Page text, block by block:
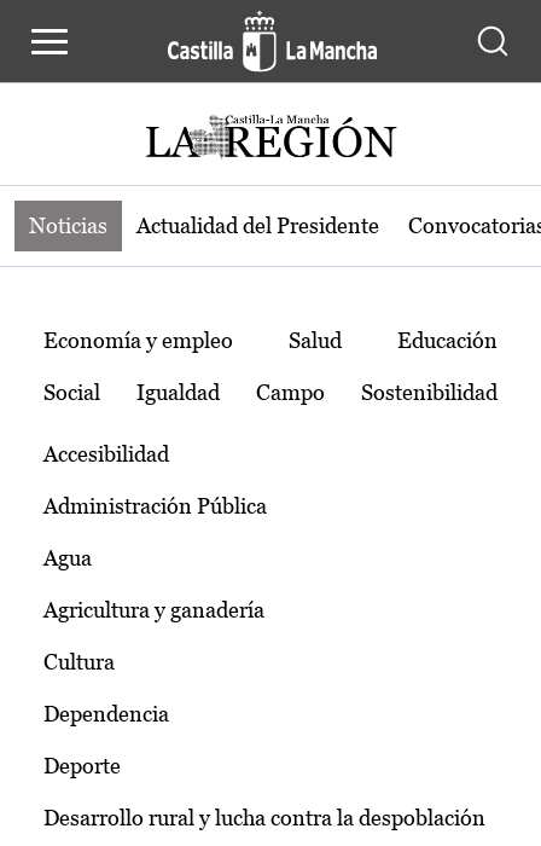
Noticias de la región de Castilla-La
Noticias Actualidad del Presidente
Temas
Economía y empleo Salud Educación
Social Igualdad Campo Sostenibilidad
Accesibilidad
Administración Pública
Agua
Agricultura y ganadería
Cultura
Dependencia
Deporte
Desarrollo rural y lucha contra la despoblación